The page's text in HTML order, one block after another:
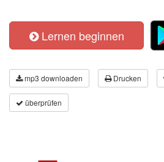
Lernen beginnen
mp3 downloaden Drucken
überprüfen